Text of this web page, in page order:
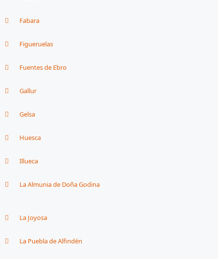
Fabara
Figueruelas
Fuentes de Ebro
Gallur
Gelsa
Huesca
Illueca
La Almunia de Doña Godina
La Joyosa
La Puebla de Alfindén